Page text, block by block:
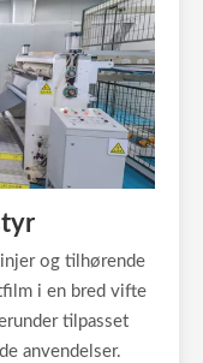
og tilhørende
i en bred vifte
tilpasset
anvendelser.